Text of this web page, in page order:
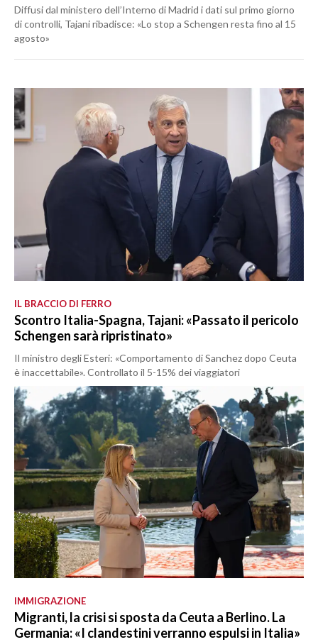
Diffusi dal ministero dell’Interno di Madrid i dati sul primo giorno
di controlli, Tajani ribadisce: «Lo stop a Schengen resta fino al 15
agosto»
IL BRACCIO DI FERRO
Scontro Italia-Spagna, Tajani: «Passato il pericolo
Schengen sarà ripristinato»
Il ministro degli Esteri: «Comportamento di Sanchez dopo Ceuta
è inaccettabile». Controllato il 5-15% dei viaggiatori
IMMIGRAZIONE
Migranti, la crisi si sposta da Ceuta a Berlino. La
Germania: «I clandestini verranno espulsi in Italia»